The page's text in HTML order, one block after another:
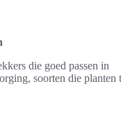
die goed passen in
soorten die planten